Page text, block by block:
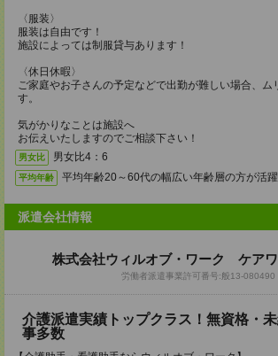
〈服装〉
服装は自由です！
施設によっては制服貸与あります！
〈休日休暇〉
ご家庭やお子さんの予定などで出勤が難しい場合、ム
す。
気がかりなことは施設へ
お伝えいたしますのでご相談下さい！
男女比 男女比4：6
平均年齢 平均年齢20～60代の幅広い年齢層の方が活
派遣会社情報
株式会社ウィルオブ・ワーク ケア
労働者派遣事業許可番号:般13‐080490
介護派遣実績トップクラス！無資格・
事多数